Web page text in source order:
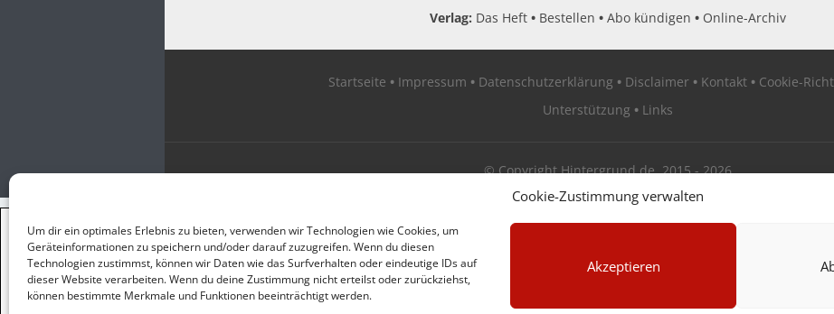
Cookie-Zustimmung verwalten
Um dir ein optimales Erlebnis zu bieten, verwenden wir Technologien wie Cookies, um
Geräteinformationen zu speichern und/oder darauf zuzugreifen. Wenn du diesen
Technologien zustimmst, können wir Daten wie das Surfverhalten oder eindeutige IDs auf
dieser Website verarbeiten. Wenn du deine Zustimmung nicht erteilst oder zurückziehst,
können bestimmte Merkmale und Funktionen beeinträchtigt werden.
Akzeptieren
Verlag: Das Heft Bestellen Abo kündigen Online-Archiv
Startseite Impressum Datenschutzerklärung Disclaimer Kontakt
Cookie-
Unterstützung
Links
© Copyright Hintergrund.de, 2015 - 2026
Zum Newsletter jetzt kostenlos anmelden
E-Mail
GUTER JOURNALISMUS
KOSTET GELD
×